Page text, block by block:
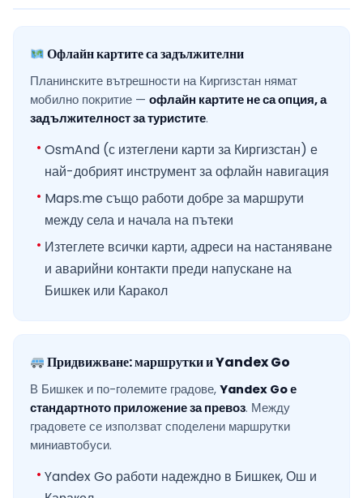
Офлайн картите са задължителни
Планинските вътрешности на Киргизстан нямат
мобилно покритие — офлайн картите не са опция, а
задължителност за туристите.
OsmAnd (с изтеглени карти за Киргизстан) е
най-добрият инструмент за офлайн навигация
Maps.me също работи добре за маршрути
между села и начала на пътеки
Изтеглете всички карти, адреси на настаняване
и аварийни контакти преди напускане на
Бишкек или Каракол
Придвижване: маршрутки и Yandex Go
В Бишкек и по-големите градове, Yandex Go е
стандартното приложение за превоз. Между
градовете се използват споделени маршрутки
миниавтобуси.
Yandex Go работи надеждно в Бишкек, Ош и